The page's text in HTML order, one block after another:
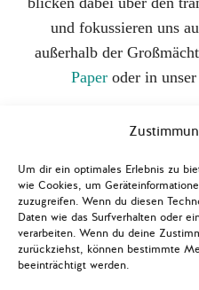
Um dir ein optimales Erlebnis zu
wie Cookies, um
zuzugreifen. Wenn du diesen
Daten wie das Surfverhalten oder
verarbeiten. Wenn du deine
zurückziehst, können bestimmte
beeinträchtigt werden.
und fokussieren uns
außerhalb der
Paperoder in unser
Projekt:
Ende 2020 haben die
Präsidenten gewählt.